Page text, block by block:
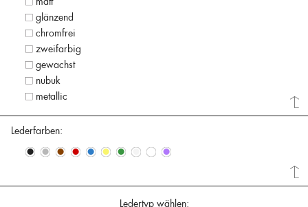
glänzend
chromfrei
zweifarbig
gewachst
nubuk
metallic
Lederfarben:
• • • • • • • • • •
Ledertyp wählen: